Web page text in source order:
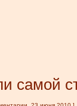
самой